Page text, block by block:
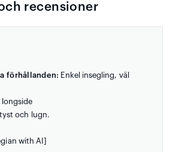
recensioner
förhållanden: Enkel insegling, väl
longside
och lugn.
with AI]